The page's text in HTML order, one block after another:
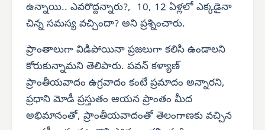
ఉన్నాయి.. ఎవరొద్దన్నారు?, 10, 12 ఏళ్లలో ఎక్కడైనా
చిన్న సమస్య వచ్చిందా? అని ప్రశ్నించారు.
ప్రాంతాలుగా విడిపోయినా ప్రజలుగా కలిసి ఉండాలని
కోరుకున్నామని తెలిపారు. పవన్ కళ్యాణ్
ప్రాంతీయవాదం ఉగ్రవాదం కంటే ప్రమాదం అన్నారని,
ప్రధాని మోడీ ప్రస్తుతం ఆయన ప్రాంతం మీద
అభిమానంతో, ప్రాంతీయవాదంతో తెలంగాణకు వచ్చిన